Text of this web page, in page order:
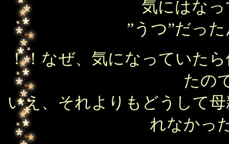
気にはな
”うつ”だっ
！！なぜ、気になっていた
たの
いえ、それよりもどうして
れなかっ